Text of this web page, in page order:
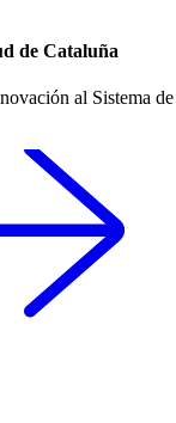
de Cataluña
al Sistema